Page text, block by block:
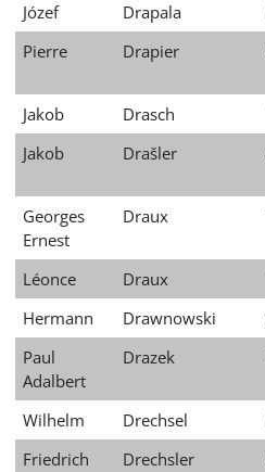
Józef
Drapala
Pierre
Drapier
Jakob
Drasch
Jakob
Drašler
Georges
Ernest
Draux
Léonce Draux
Hermann
Drawnowski
Paul
Adalbert
Drazek
Wilhelm Drechsel
Friedrich
Drechsler